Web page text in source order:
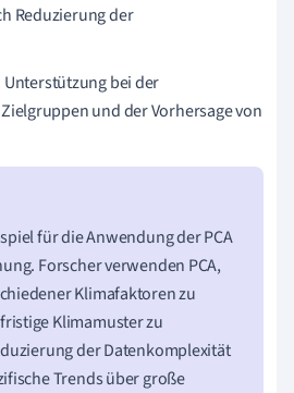
Reduzierung der
Unterstützung bei der
und der Vorhersage von
für die Anwendung der PCA
Forscher verwenden PCA,
Klimafaktoren zu
Klimamuster zu
der Datenkomplexität
Trends über große